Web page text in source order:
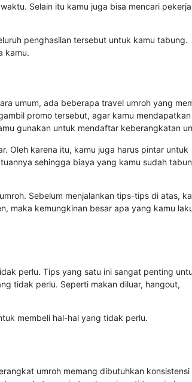
Selain itu kamu juga bisa mencari
penghasilan tersebut untuk kamu tabung.
kamu.
umum, ada beberapa travel umroh yang
promo tersebut, agar kamu mendapatkan
gunakan untuk mendaftar keberangkatan
Oleh karena itu, kamu juga harus pintar untuk
sehingga biaya yang kamu sudah
Sebelum menjalankan tips-tips di atas,
maka kemungkinan besar apa yang kamu
perlu. Tips yang satu ini sangat penting
tidak perlu. Seperti makan diluar, hangout,
membeli hal-hal yang tidak perlu.
umroh memang dibutuhkan konsistensi